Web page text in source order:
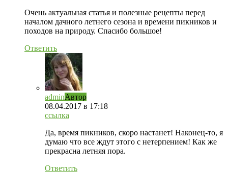
Очень актуальная статья и полезные рецепты перед
началом дачного летнего сезона и времени пикников и
походов на природу. Спасибо большое!
Ответить
adminАвтор
08.04.2017 в 17:18
ссылка
Да, время пикников, скоро настанет! Наконец-то, я
думаю что все ждут этого с нетерпением! Как же
прекрасна летняя пора.
Ответить